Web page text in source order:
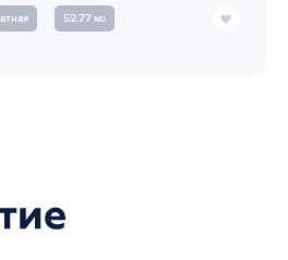
52.77 м2